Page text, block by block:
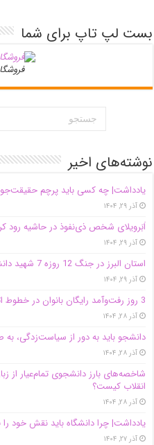
بست لپ تاپ برای شما
نوشته‌های اخیر
یادداشت| ‌چه کسی باید پرچم
آذر ۲۹, ۱۴۰۴
اَبَر‌ویلای شخص ذی‌نفوذ در حاشیه‌ رود
آذر ۲۹, ۱۴۰۴
استان البرز در جنگ 12 روزه 7 شهید دانشجو تقدیم انقلاب کرد
آذر ۲۹, ۱۴۰۴
3 روز رفت‌وآمد رایگان بانوان در خطوط اتوبوسرانی شهری کرج
آذر ۲۸, ۱۴۰۴
دانشجو باید به دور از سیاست‌زدگی،
آذر ۲۸, ۱۴۰۴
شاخصه‌های بارز دانشجوی تمام‌عیار از
انقلاب کیست؟
آذر ۲۸, ۱۴۰۴
یادداشت| چرا دانشگاه باید نقش خود را
آذر ۲۷, ۱۴۰۴